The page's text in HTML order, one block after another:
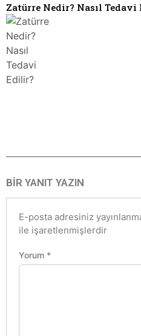
Zatürre Nedir? Nasıl
BIR YANIT YAZIN
E-posta adresiniz
ile işaretlenmişlerdir
Yorum *